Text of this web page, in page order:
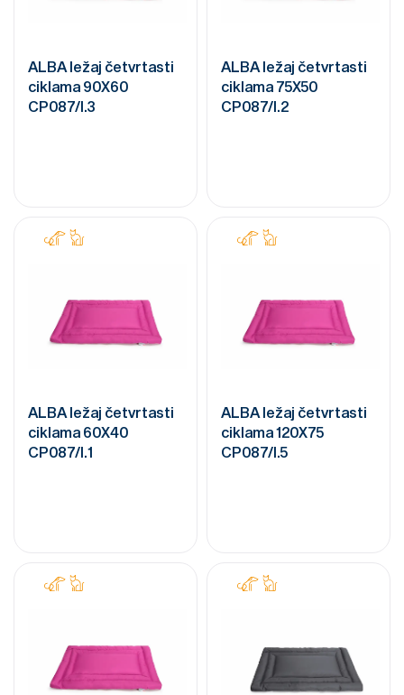
ALBA ležaj četvrtasti
ciklama 90X60
CP087/I.3
ALBA ležaj četvrtasti
ciklama 75X50
CP087/I.2
ALBA ležaj četvrtasti
ciklama 60X40
CP087/I.1
ALBA ležaj četvrtasti
ciklama 120X75
CP087/I.5